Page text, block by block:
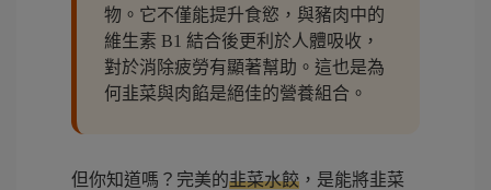
物。它不僅能提升食慾，與豬肉中的
維生素 B1 結合後更利於人體吸收，
對於消除疲勞有顯著幫助。這也是為
何韭菜與肉餡是絕佳的營養組合。
但你知道嗎？完美的韭菜水餃 ，是能將韭菜